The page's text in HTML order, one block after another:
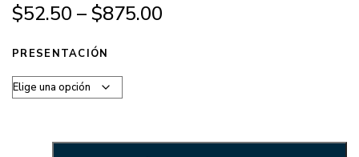
$52.50 –$875.00
PRESENTACIÓN